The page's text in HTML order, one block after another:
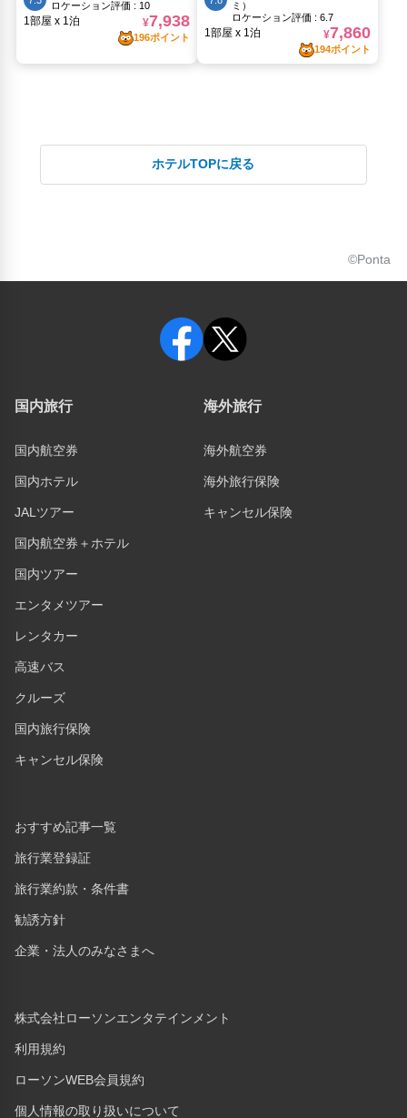
ホテルTOPに戻る
©Ponta
国内旅行
国内航空券
国内ホテル
JALツアー
国内航空券＋ホテル
国内ツアー
エンタメツアー
レンタカー
高速バス
クルーズ
国内旅行保険
キャンセル保険
海外旅行
海外航空券
海外旅行保険
キャンセル保険
おすすめ記事一覧
旅行業登録証
旅行業約款・条件書
勧誘方針
企業・法人のみなさまへ
株式会社ローソンエンタテインメント
利用規約
ローソンWEB会員規約
個人情報の取り扱いについて